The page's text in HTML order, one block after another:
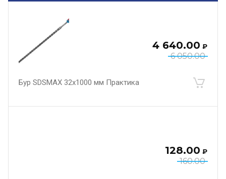
6 050.00
4 640.00 ₽
Бур SDSMAX 32х1000 мм Практика
160.00
128.00 ₽